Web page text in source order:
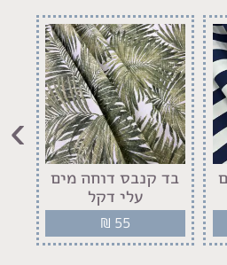
בד קנבס דוחה מים
עלי דקל
₪ 55
›